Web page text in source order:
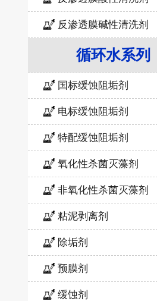
反渗透膜碱性清洗剂
循环水系列
国标缓蚀阻垢剂
电标缓蚀阻垢剂
特配缓蚀阻垢剂
氧化性杀菌灭藻剂
非氧化性杀菌灭藻剂
粘泥剥离剂
除垢剂
预膜剂
缓蚀剂